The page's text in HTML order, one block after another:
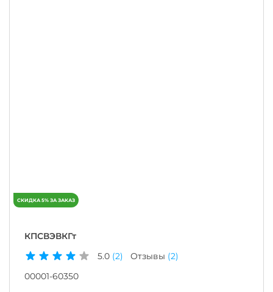
КПСВЭВКГт
5.0 (2) Отзывы (2)
00001-60350